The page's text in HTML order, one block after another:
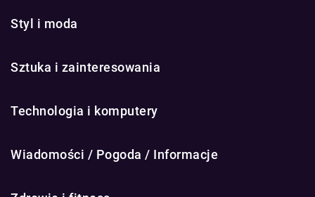
Styl i moda
Sztuka i zainteresowania
Technologia i komputery
Wiadomości / Pogoda / Informacje